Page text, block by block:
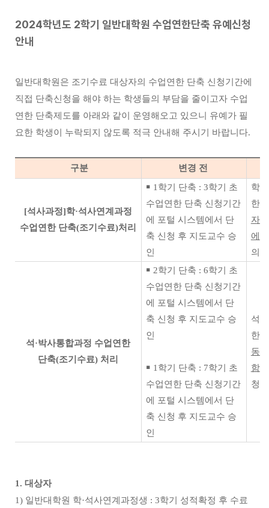
2024학년도 2학기 일반대학원 수업연한단축 유예신청
안내
일반대학원은 조기수료 대상자의 수업연한 단축 신청기간에
직접 단축신청을 해야 하는 학생들의 부담을 줄이고자 수업
연한 단축제도를 아래와 같이 운영해오고 있으니 유예가 필
요한 학생이 누락되지 않도록 적극 안내해 주시기 바랍니다.
구분 변경 전
[석사과정]학·석사연계과정
수업연한 단축(조기수료)처리
￭ 1학기 단축 : 3학기 초
수업연한 단축 신청기간
에 포털 시스템에서 단
축 신청 후 지도교수 승
인
학·
한
자
에
의
석·박사통합과정 수업연한
단축(조기수료) 처리
￭ 2학기 단축 : 6학기 초
수업연한 단축 신청기간
에 포털 시스템에서 단
축 신청 후 지도교수 승
인
￭ 1학기 단축 : 7학기 초
수업연한 단축 신청기간
에 포털 시스템에서 단
축 신청 후 지도교수 승
인
석·
한
동
함
청
1. 대상자
1) 일반대학원 학·석사연계과정생 : 3학기 성적확정 후 수료